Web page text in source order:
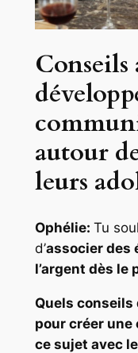
Conseils
autour
leurs
Ophélie: Tu
d’associer des
l’argent dès le
Quels
pour créer
ce sujet avec